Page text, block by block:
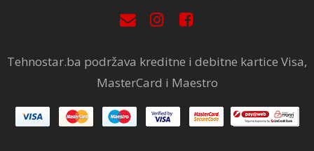
Tehnostar.ba podržava kreditne i debitne kartice Visa,
MasterCard i Maestro